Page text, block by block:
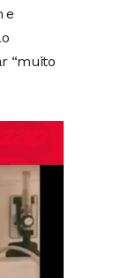
e
“muito